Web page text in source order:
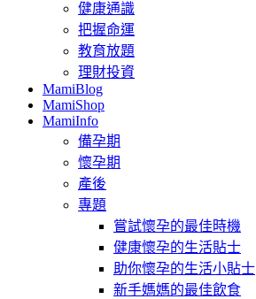
健康通識
把握命運
教育放題
理財投資
MamiBlog
MamiShop
MamiInfo
備孕期
懷孕期
產後
專題
嘗試懷孕的最佳時機
健康懷孕的生活貼士
助你懷孕的生活小貼士
新手媽媽的最佳飲食